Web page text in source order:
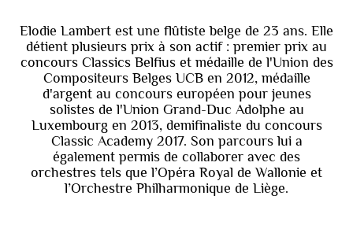
Elodie Lambert est une flûtiste belge de 23 ans. Elle
détient plusieurs prix à son actif : premier prix au
concours Classics Belfius et médaille de l'Union des
Compositeurs Belges UCB en 2012, médaille
d'argent au concours européen pour jeunes
solistes de l'Union Grand-Duc Adolphe au
Luxembourg en 2013, demifinaliste du concours
Classic Academy 2017. Son parcours lui a
également permis de collaborer avec des
orchestres tels que l’Opéra Royal de Wallonie et
l’Orchestre Philharmonique de Liège.